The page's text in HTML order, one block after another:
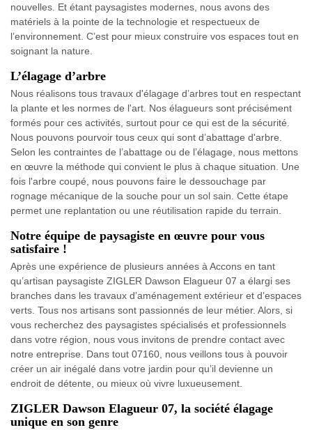
nouvelles. Et étant paysagistes modernes, nous avons des
matériels à la pointe de la technologie et respectueux de
l’environnement. C’est pour mieux construire vos espaces tout en
soignant la nature.
L’élagage d’arbre
Nous réalisons tous travaux d'élagage d’arbres tout en respectant
la plante et les normes de l'art. Nos élagueurs sont précisément
formés pour ces activités, surtout pour ce qui est de la sécurité.
Nous pouvons pourvoir tous ceux qui sont d’abattage d'arbre.
Selon les contraintes de l’abattage ou de l’élagage, nous mettons
en œuvre la méthode qui convient le plus à chaque situation. Une
fois l'arbre coupé, nous pouvons faire le dessouchage par
rognage mécanique de la souche pour un sol sain. Cette étape
permet une replantation ou une réutilisation rapide du terrain.
Notre équipe de paysagiste en œuvre pour vous
satisfaire !
Après une expérience de plusieurs années à Accons en tant
qu’artisan paysagiste ZIGLER Dawson Elagueur 07 a élargi ses
branches dans les travaux d’aménagement extérieur et d’espaces
verts. Tous nos artisans sont passionnés de leur métier. Alors, si
vous recherchez des paysagistes spécialisés et professionnels
dans votre région, nous vous invitons de prendre contact avec
notre entreprise. Dans tout 07160, nous veillons tous à pouvoir
créer un air inégalé dans votre jardin pour qu’il devienne un
endroit de détente, ou mieux où vivre luxueusement.
ZIGLER Dawson Elagueur 07, la société élagage
unique en son genre